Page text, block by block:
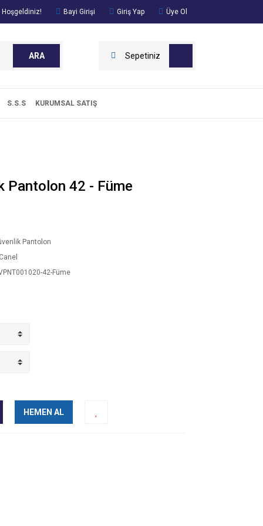
Hoşgeldiniz! Bayi Girişi Giriş Yap Üye Ol
ARA Sepetiniz
S.S.S KURUMSAL SATIŞ
Pantolon 42 - Füme
Pantolon
42-Füme
HEMEN AL